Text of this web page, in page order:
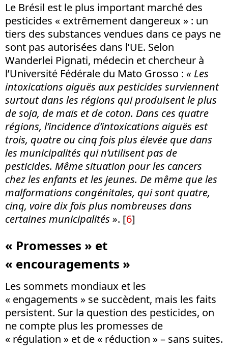
Le Brésil est le plus important marché des
pesticides « extrêmement dangereux » : un
tiers des substances vendues dans ce pays ne
sont pas autorisées dans l’UE. Selon
Wanderlei Pignati, médecin et chercheur à
l’Université Fédérale du Mato Grosso : « Les
intoxications aiguës aux pesticides surviennent
surtout dans les régions qui produisent le plus
de soja, de maïs et de coton. Dans ces quatre
régions, l’incidence d’intoxications aiguës est
trois, quatre ou cinq fois plus élevée que dans
les municipalités qui n’utilisent pas de
pesticides. Même situation pour les cancers
chez les enfants et les jeunes. De même que les
malformations congénitales, qui sont quatre,
cinq, voire dix fois plus nombreuses dans
certaines municipalités ». [6]
« Promesses » et
« encouragements »
Les sommets mondiaux et les
« engagements » se succèdent, mais les faits
persistent. Sur la question des pesticides, on
ne compte plus les promesses de
« régulation » et de « réduction » – sans suites.